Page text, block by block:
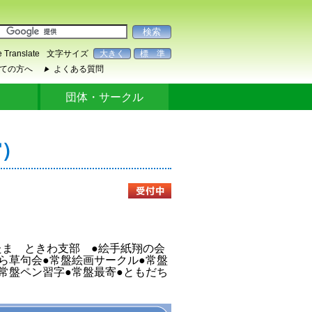
Translate 文字サイズ 大きく
標 準
の方へ
▶ よくある質問
団体・サークル
ま ときわ支部 ●絵手紙翔の会
草句会●常盤絵画サークル●常盤
ペン習字●常盤最寄●ともだち